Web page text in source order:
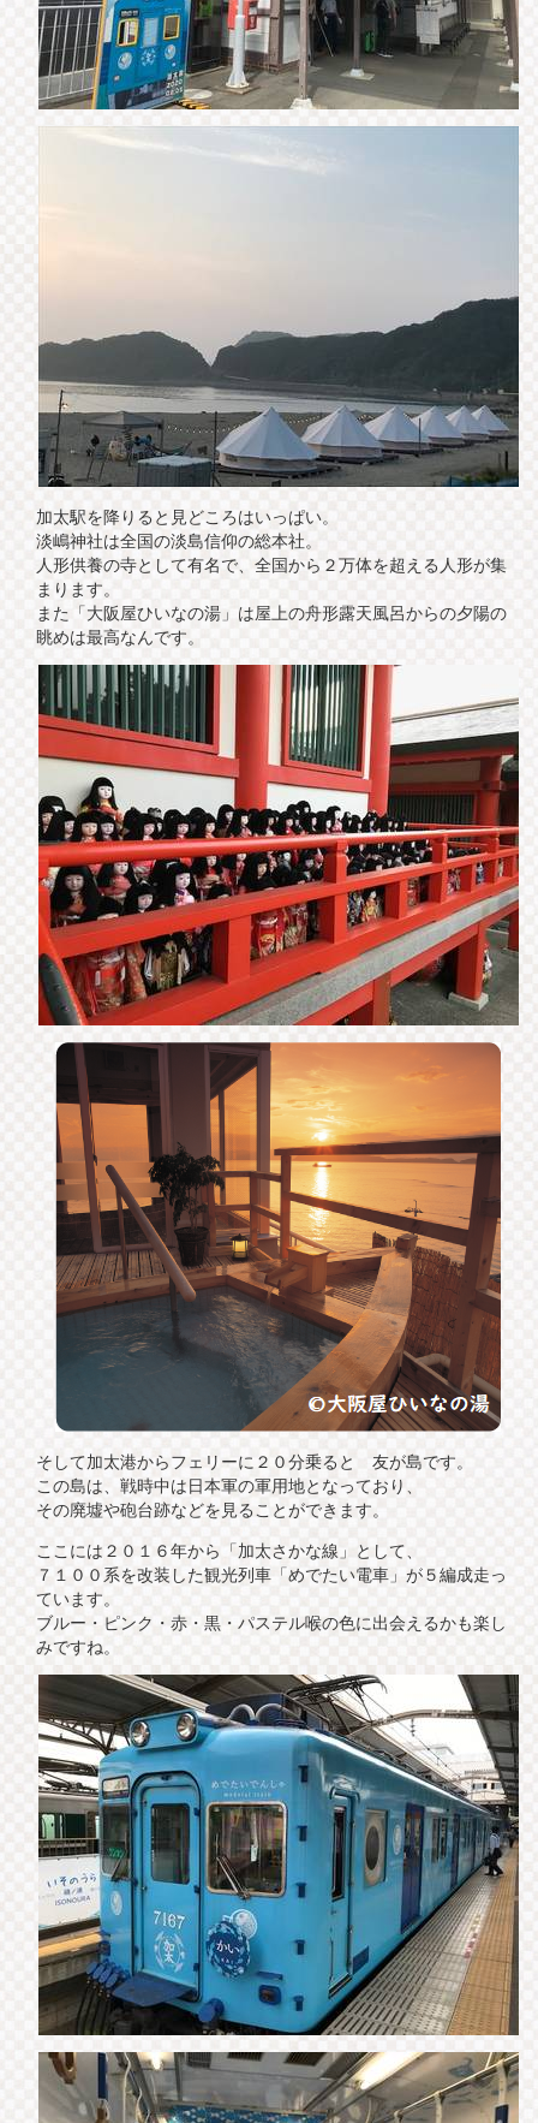
加太駅を降りると見どころはいっぱい。
淡嶋神社は全国の淡島信仰の総本社。
人形供養の寺として有名で、全国から２万体を超える人形が集
まります。
また「大阪屋ひいなの湯」は屋上の舟形露天風呂からの夕陽の
眺めは最高なんです。
そして加太港からフェリーに２０分乗ると 友が島です。
この島は、戦時中は日本軍の軍用地となっており、
その廃墟や砲台跡などを見ることができます。
ここには２０１６年から「加太さかな線」として、
７１００系を改装した観光列車「めでたい電車」が５編成走っ
ています。
ブルー・ピンク・赤・黒・パステル喉の色に出会えるかも楽し
みですね。